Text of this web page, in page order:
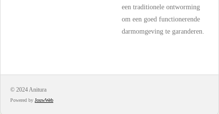
een traditionele ontworming
om een goed functionerende
darmomgeving te garanderen.
© 2024 Anitura
Powered by JouwWeb